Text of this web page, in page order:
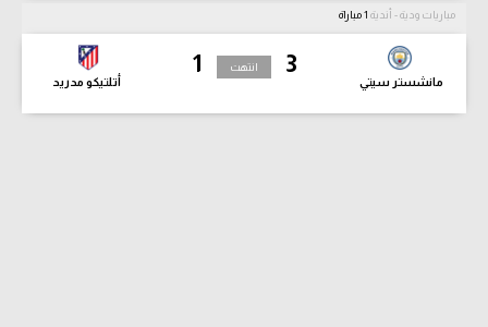
مباريات ودية - أندية
3
مانشستر سيتي
1
أتلتيكو مدريد
انتهت